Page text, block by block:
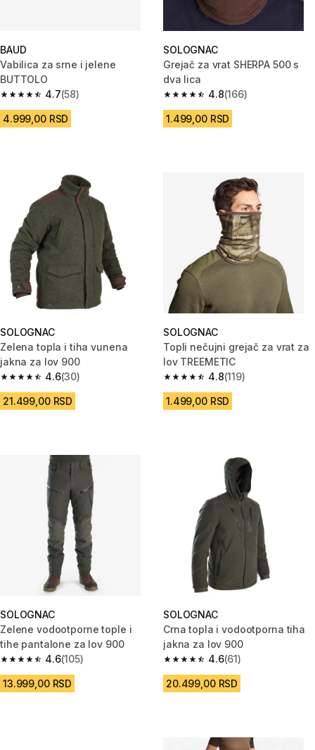
BAUD
Vabilica za srne i jelene
BUTTOLO
4.7
4.7 od 5 zvezdica from 58 Recenzije
(58)
4.999,00 RSD
SOLOGNAC
Grejač za vrat SHERPA 500 s
dva lica
4.8
4.8 od 5 zvezdica from 166
(166)
1.499,00 RSD
SOLOGNAC
Zelena topla i tiha vunena
jakna za lov 900
4.6
4.6 od 5 zvezdica from 30 Recenzije
(30)
21.499,00 RSD
SOLOGNAC
Topli nečujni grejač za vrat za
lov TREEMETIC
4.8
4.8 od 5 zvezdica from 119
(119)
1.499,00 RSD
SOLOGNAC
Zelene vodootporne tople i
tihe pantalone za lov 900
4.6
4.6 od 5 zvezdica from 105 Recenzije
(105)
13.999,00 RSD
SOLOGNAC
Crna topla i vodootporna tiha
jakna za lov 900
4.6
4.6 od 5 zvezdica from 61
(61)
20.499,00 RSD